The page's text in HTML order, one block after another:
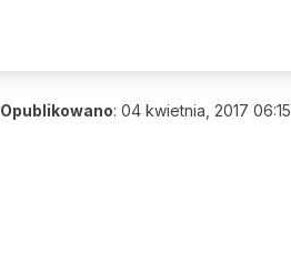
Opublikowano: 04 kwietnia, 2017 06:15